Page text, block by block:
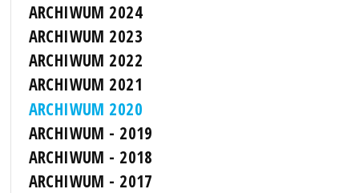
ARCHIWUM 2024
ARCHIWUM 2023
ARCHIWUM 2022
ARCHIWUM 2021
ARCHIWUM 2020
ARCHIWUM - 2019
ARCHIWUM - 2018
ARCHIWUM - 2017